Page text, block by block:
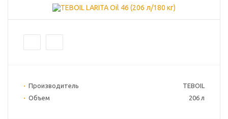
Производитель
TEBOIL
Объем
206 л